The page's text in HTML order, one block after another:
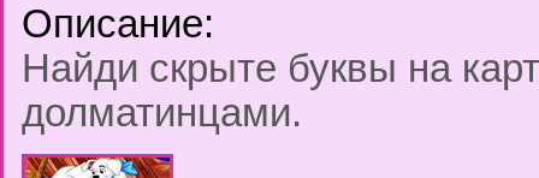
Описание:
Найди скрыте буквы на
долматинцами.